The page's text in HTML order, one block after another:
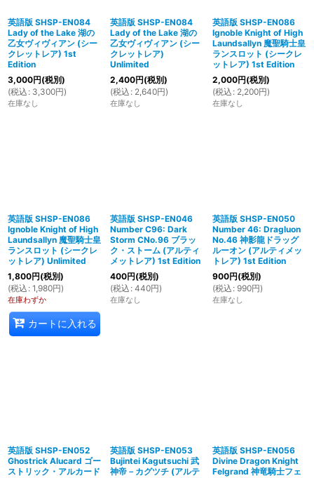
英語版 SHSP-EN084
Lady of the Lake 湖の
乙女ヴィヴィアン (シー
クレットレア) 1st
Edition
3,000円(税別)
(税込 : 3,300円)
在庫なし
英語版 SHSP-EN084
Lady of the Lake 湖の
乙女ヴィヴィアン (シー
クレットレア)
Unlimited
2,400円(税別)
(税込 : 2,640円)
在庫なし
英語版 SHSP-EN086
Ignoble Knight of High
Laundsallyn 魔聖騎士皇
ランスロット (シークレ
ットレア) 1st Edition
2,000円(税別)
(税込 : 2,200円)
在庫なし
英語版 SHSP-EN086
Ignoble Knight of High
Laundsallyn 魔聖騎士皇
ランスロット (シークレ
ットレア) Unlimited
1,800円(税別)
(税込 : 1,980円)
在庫わずか
カートに入れる
英語版 SHSP-EN046
Number C96: Dark
Storm CNo.96 ブラッ
ク・ストーム (アルティ
メットレア) 1st Edition
400円(税別)
(税込 : 440円)
在庫なし
英語版 SHSP-EN050
Number 46: Dragluon
No.46 神影龍ドラッグ
ルーオン (アルティメッ
トレア) 1st Edition
900円(税別)
(税込 : 990円)
在庫なし
英語版 SHSP-EN052
Ghostrick Alucard ゴー
ストリック・アルカード
英語版 SHSP-EN053
Bujintei Kagutsuchi 武
神帝－カグツチ (アルテ
英語版 SHSP-EN056
Divine Dragon Knight
Felgrand 神竜騎士フェ